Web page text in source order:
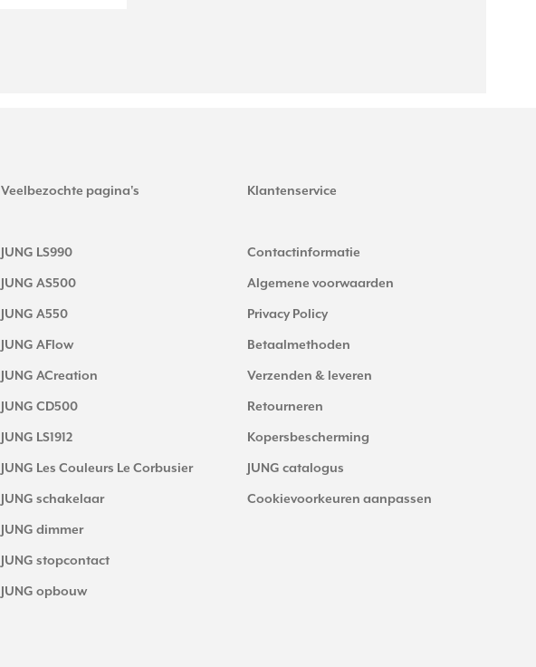
Veelbezochte pagina's
JUNG LS990
JUNG AS500
JUNG A550
JUNG AFlow
JUNG ACreation
JUNG CD500
JUNG LS1912
JUNG Les Couleurs Le Corbusier
JUNG schakelaar
JUNG dimmer
JUNG stopcontact
JUNG opbouw
Klantenservice
Contactinformatie
Algemene voorwaarden
Privacy Policy
Betaalmethoden
Verzenden & leveren
Retourneren
Kopersbescherming
JUNG catalogus
Cookievoorkeuren aanpassen